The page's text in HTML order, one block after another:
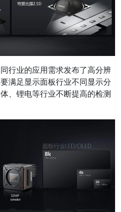
行业的应用需求发布了高分辨
满足显示面板行业不同显示分
、锂电等行业不断提高的检测